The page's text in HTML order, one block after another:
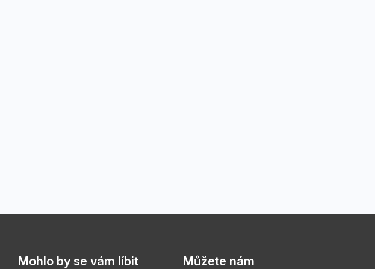
Mohlo by se vám líbit Můžete nám